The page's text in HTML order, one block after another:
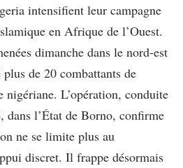
intensifient leur campagne
en Afrique de l’Ouest.
dimanche dans le nord-est
de 20 combattants de
nigériane. L’opération, conduite
dans l’État de Borno, confirme
ne se limite plus au
discret. Il frappe désormais